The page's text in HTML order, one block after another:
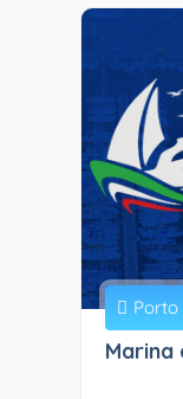
Porto
Marina